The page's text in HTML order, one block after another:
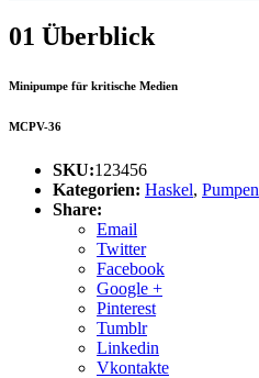
01 Überblick
Minipumpe für kritische Medien
MCPV-36
SKU:123456
Kategorien: Haskel, Pumpen
Share:
Email
Twitter
Facebook
Google +
Pinterest
Tumblr
Linkedin
Vkontakte